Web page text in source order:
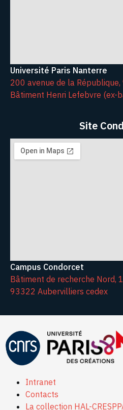
Université Paris Nanterre
200 avenue de la
Bâtiment Henri Lefebvre (ex-
Site
Campus Condorcet
Bâtiment de recherche Nord,
93322 Aubervilliers cedex
Intranet
Contacts
La collection HAL-